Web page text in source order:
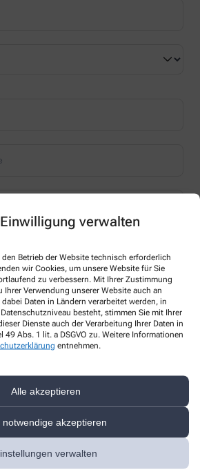
verwalten
Betrieb der Website technisch erforderlich
wir Cookies, um unsere Website für Sie
zu verbessern. Mit Ihrer Zustimmung
Verwendung unserer Website auch an
Daten in Ländern verarbeitet werden, in
besteht, stimmen Sie mit Ihrer
Dienste auch der Verarbeitung Ihrer Daten in
49 Abs. 1 lit. a DSGVO zu. Weitere Informationen
entnehmen.
Alle akzeptieren
notwendige akzeptieren
verwalten
aus
einverstanden, dass die von mir angegebenen
und gespeichert und meine Daten an die
übergeben werden. Rechtsgrundlage
zur Bearbeitung Ihrer Anfrage
zum Datenschutz finden Sie unter
Dann wählen Sie bitte